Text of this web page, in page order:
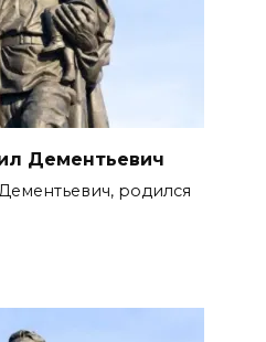
Дементьевич
родился